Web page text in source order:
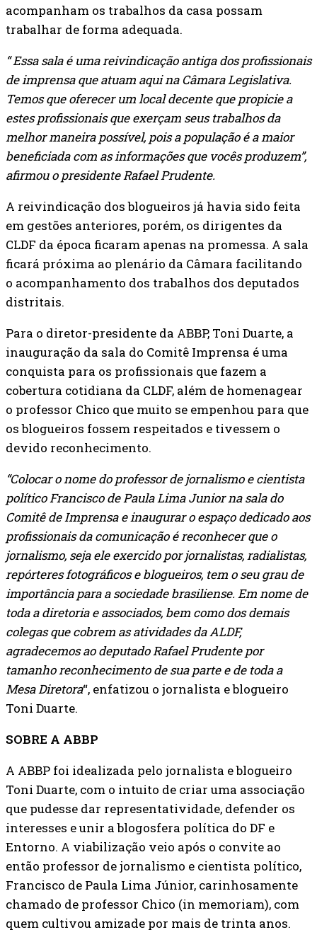
acompanham os trabalhos da casa possam
trabalhar de forma adequada.
“ Essa sala é uma reivindicação antiga dos profissionais
de imprensa que atuam aqui na Câmara Legislativa.
Temos que oferecer um local decente que propicie a
estes profissionais que exerçam seus trabalhos da
melhor maneira possível, pois a população é a maior
beneficiada com as informações que vocês produzem”,
afirmou o presidente Rafael Prudente.
A reivindicação dos blogueiros já havia sido feita
em gestões anteriores, porém, os dirigentes da
CLDF da época ficaram apenas na promessa. A sala
ficará próxima ao plenário da Câmara facilitando
o acompanhamento dos trabalhos dos deputados
distritais.
Para o diretor-presidente da ABBP, Toni Duarte, a
inauguração da sala do Comitê Imprensa é uma
conquista para os profissionais que fazem a
cobertura cotidiana da CLDF, além de homenagear
o professor Chico que muito se empenhou para que
os blogueiros fossem respeitados e tivessem o
devido reconhecimento.
“Colocar o nome do professor de jornalismo e cientista
político Francisco de Paula Lima Junior na sala do
Comitê de Imprensa e inaugurar o espaço dedicado aos
profissionais da comunicação é reconhecer que o
jornalismo, seja ele exercido por jornalistas, radialistas,
repórteres fotográficos e blogueiros, tem o seu grau de
importância para a sociedade brasiliense. Em nome de
toda a diretoria e associados, bem como dos demais
colegas que cobrem as atividades da ALDF,
agradecemos ao deputado Rafael Prudente por
tamanho reconhecimento de sua parte e de toda a
Mesa Diretora“, enfatizou o jornalista e blogueiro
Toni Duarte.
SOBRE A ABBP
A ABBP foi idealizada pelo jornalista e blogueiro
Toni Duarte, com o intuito de criar uma associação
que pudesse dar representatividade, defender os
interesses e unir a blogosfera política do DF e
Entorno. A viabilização veio após o convite ao
então professor de jornalismo e cientista político,
Francisco de Paula Lima Júnior, carinhosamente
chamado de professor Chico (in memoriam), com
quem cultivou amizade por mais de trinta anos.